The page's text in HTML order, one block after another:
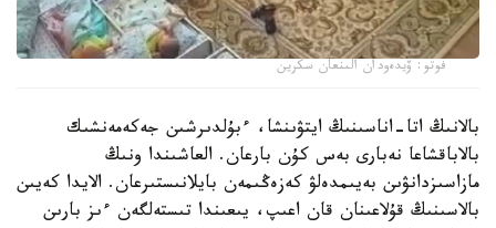
فوتو: ۆيدەودان الىنعان سكرين
بالانىڭ اتا-اناسىنىڭ ايتۋىنشا، ءبۇلدىرشىن جەكەمەنشىك
بالاباقشاعا نەبارى بەس كۇن بارعان. العاشىندا ونىڭ
مازاسىزدانۋىن بەيىمدەلۋ كەزەڭىمەن بايلانىستىرعان. الايدا كەيىن
بالاسىنىڭ قۇلاعىنان قان اعىپ، يىعىندا تىستەلگەن ءىز بارىن